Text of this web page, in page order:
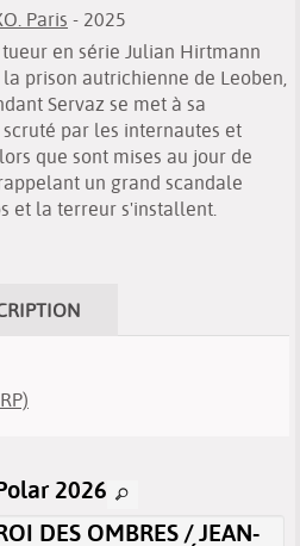
Paris - 2025
en série Julian Hirtmann
prison autrichienne de Leoben,
Servaz se met à sa
par les internautes et
que sont mises au jour de
un grand scandale
et la terreur s'installent.
2026
DES OMBRES / JEAN-